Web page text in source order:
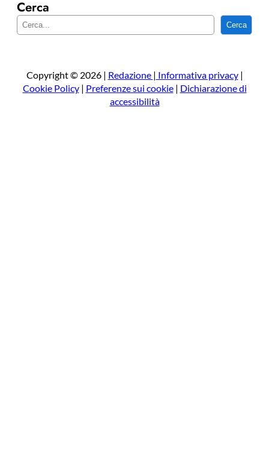
Cerca
e
a
Cerca
Copyright © 2026 | Redazione | Informativa privacy|
Cookie Policy| Preferenze sui cookie| Dichiarazione di
accessibilità